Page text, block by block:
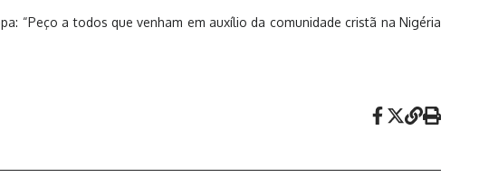
“Peço a todos que venham em auxílio da comunidade cristã na Nigéria